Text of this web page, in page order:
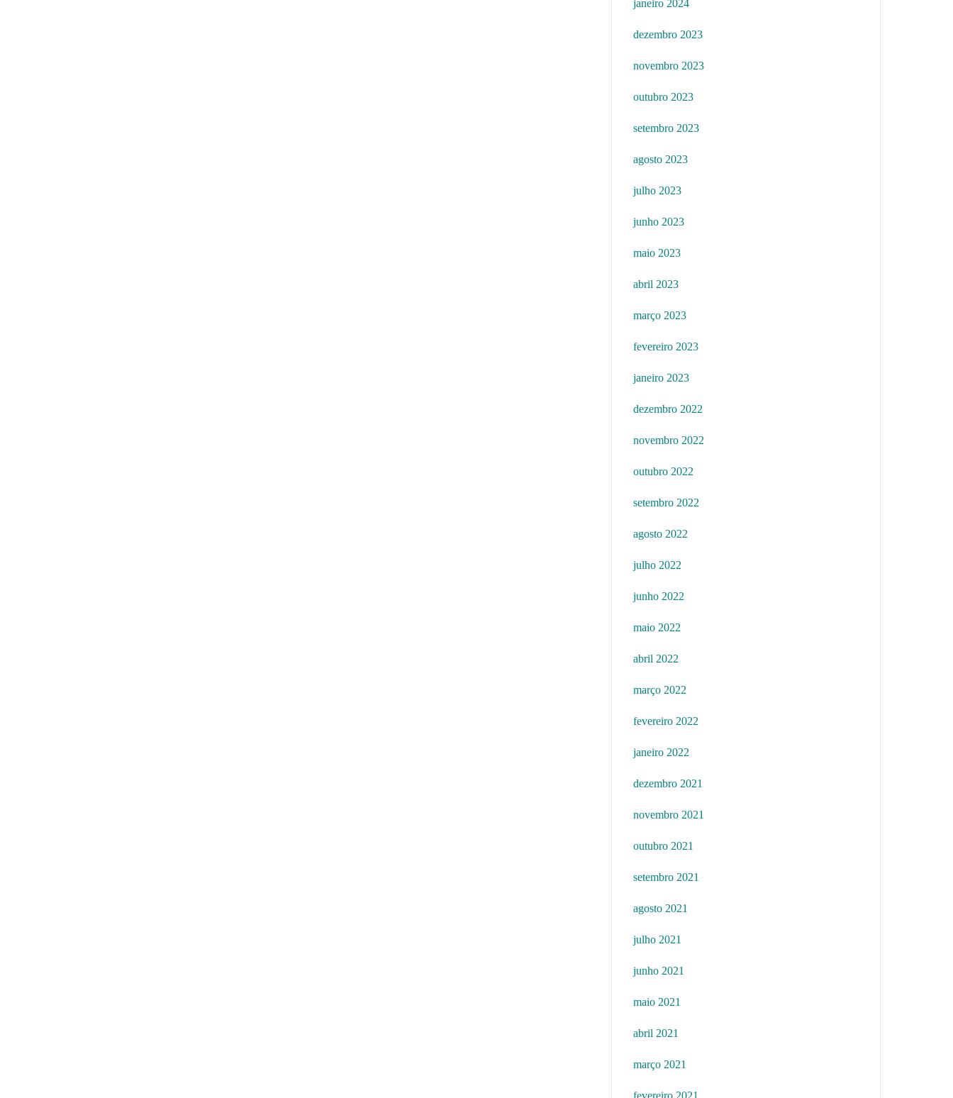
janeiro 2024
dezembro 2023
novembro 2023
outubro 2023
setembro 2023
agosto 2023
julho 2023
junho 2023
maio 2023
abril 2023
março 2023
fevereiro 2023
janeiro 2023
dezembro 2022
novembro 2022
outubro 2022
setembro 2022
agosto 2022
julho 2022
junho 2022
maio 2022
abril 2022
março 2022
fevereiro 2022
janeiro 2022
dezembro 2021
novembro 2021
outubro 2021
setembro 2021
agosto 2021
julho 2021
junho 2021
maio 2021
abril 2021
março 2021